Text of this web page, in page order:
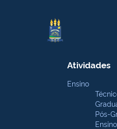
Atividades
Ensino
Pós-